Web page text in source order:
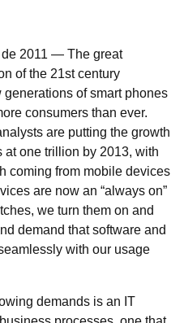
2011 — The great
of the 21st century
of smart phones
consumers than ever.
are putting the growth
at one trillion by 2013, with
coming from mobile devices
are now an “always on”
we turn them on and
demand that software and
with our usage
demands is an IT